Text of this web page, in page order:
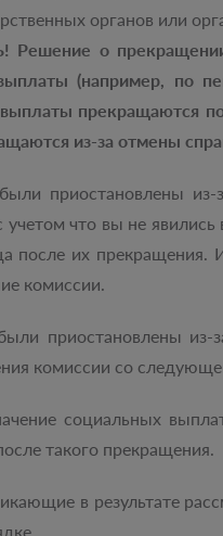
органов или
о прекращении
(например, по
прекращаются
из-за отмены
приостановлены из-
учетом что вы не
после их
комиссии.
приостановлены из-
комиссии со
социальных
такого прекращения.
в результате